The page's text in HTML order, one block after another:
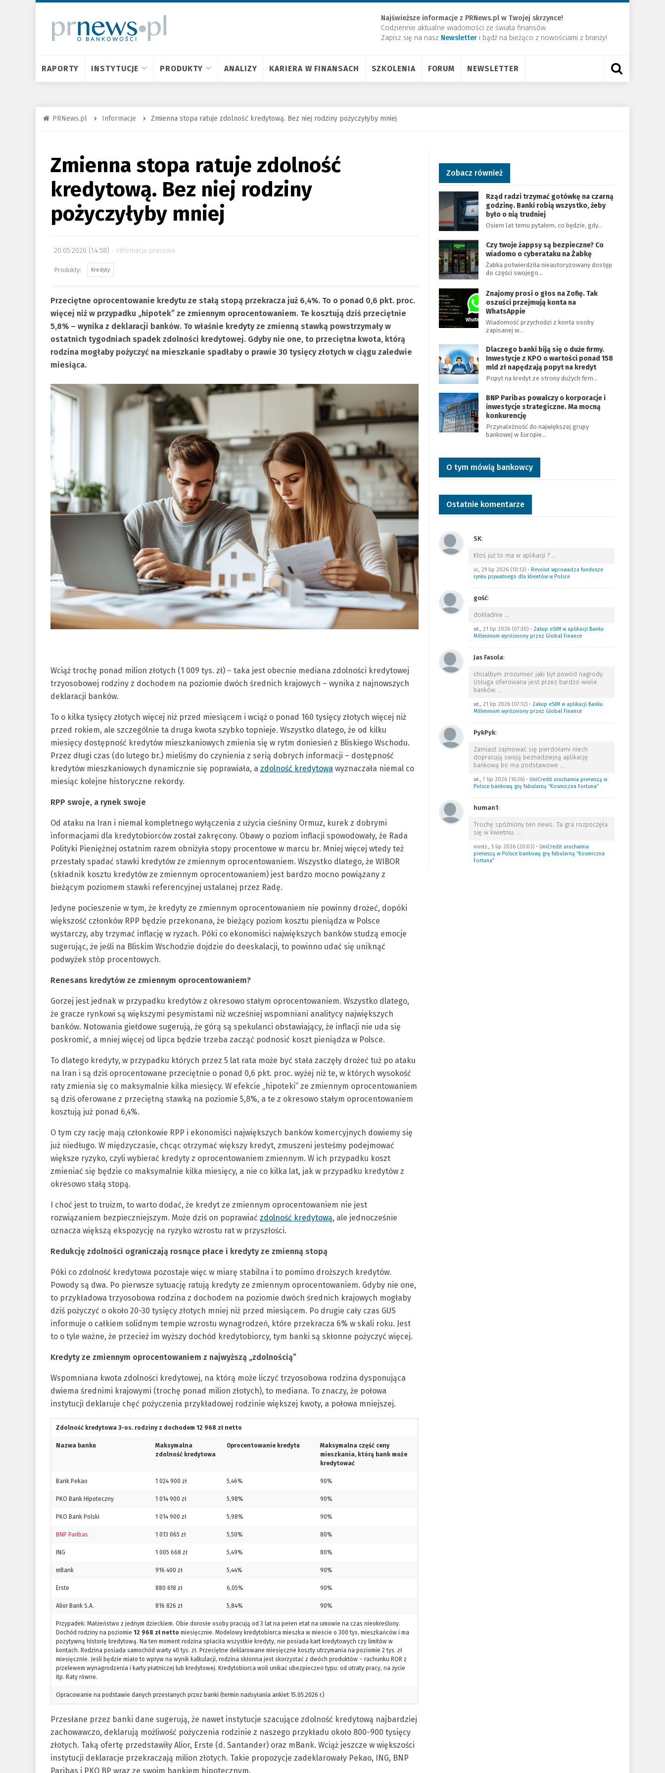
Najświeższe informacje z PRNews.pl w Twojej skrzynce!
Codziennie aktualne wiadomości ze świata finansów.
Zapisz się na nasz Newsletter ​i bądź na bieżąco z nowościami z branży!
RAPORTY INSTYTUCJE PRODUKTY ANALIZY KARIERA W FINANSACH SZKOLENIA FORUM NEWSLETTER
PRNews.pl Informacje Zmienna stopa ratuje zdolność kredytową. Bez niej rodziny pożyczyłyby mniej
Zmienna stopa ratuje zdolność
kredytową. Bez niej rodziny
pożyczyłyby mniej
20.05.2026 (14:58) informacja prasowa
Kredyty
Przeciętne oprocentowanie kredytu ze stałą stopą przekracza już 6,4%. To o ponad 0,6 pkt. proc.
więcej niż w przypadku „hipotek” ze zmiennym oprocentowaniem. Te kosztują dziś przeciętnie
5,8% – wynika z deklaracji banków. To właśnie kredyty ze zmienną stawką powstrzymały w
ostatnich tygodniach spadek zdolności kredytowej. Gdyby nie one, to przeciętna kwota, którą
rodzina mogłaby pożyczyć na mieszkanie spadłaby o prawie 30 tysięcy złotych w ciągu zaledwie
miesiąca.
Wciąż trochę ponad milion złotych (1 009 tys. zł) – taka jest obecnie mediana zdolności kredytowej
trzyosobowej rodziny z dochodem na poziomie dwóch średnich krajowych – wynika z najnowszych
deklaracji banków.
To o kilka tysięcy złotych więcej niż przed miesiącem i wciąż o ponad 160 tysięcy złotych więcej niż
przed rokiem, ale szczególnie ta druga kwota szybko topnieje. Wszystko dlatego, że od kilku
miesięcy dostępność kredytów mieszkaniowych zmienia się w rytm doniesień z Bliskiego Wschodu.
Przez długi czas (do lutego br.) mieliśmy do czynienia z serią dobrych informacji – dostępność
kredytów mieszkaniowych dynamicznie się poprawiała, a zdolność kredytowa wyznaczała niemal co
miesiąc kolejne historyczne rekordy.
RPP swoje, a rynek swoje
Od ataku na Iran i niemal kompletnego wyłączenia z użycia cieśniny Ormuz, kurek z dobrymi
informacjami dla kredytobiorców został zakręcony. Obawy o poziom inflacji spowodowały, że Rada
Polityki Pieniężnej ostatnim razem obniżyła stopy procentowe w marcu br. Mniej więcej wtedy też
przestały spadać stawki kredytów ze zmiennym oprocentowaniem. Wszystko dlatego, że WIBOR
(składnik kosztu kredytów ze zmiennym oprocentowaniem) jest bardzo mocno powiązany z
bieżącym poziomem stawki referencyjnej ustalanej przez Radę.
Jedyne pocieszenie w tym, że kredyty ze zmiennym oprocentowaniem nie powinny drożeć, dopóki
większość członków RPP będzie przekonana, że bieżący poziom kosztu pieniądza w Polsce
wystarczy, aby trzymać inflację w ryzach. Póki co ekonomiści największych banków studzą emocje
sugerując, że jeśli na Bliskim Wschodzie dojdzie do deeskalacji, to powinno udać się uniknąć
podwyżek stóp procentowych.
Renesans kredytów ze zmiennym oprocentowaniem?
Gorzej jest jednak w przypadku kredytów z okresowo stałym oprocentowaniem. Wszystko dlatego,
że gracze rynkowi są większymi pesymistami niż wcześniej wspomniani analitycy największych
banków. Notowania giełdowe sugerują, że górą są spekulanci obstawiający, że inflacji nie uda się
poskromić, a mniej więcej od lipca będzie trzeba zacząć podnosić koszt pieniądza w Polsce.
To dlatego kredyty, w przypadku których przez 5 lat rata może być stała zaczęły drożeć tuż po ataku
na Iran i są dziś oprocentowane przeciętnie o ponad 0,6 pkt. proc. wyżej niż te, w których wysokość
raty zmienia się co maksymalnie kilka miesięcy. W efekcie „hipoteki” ze zmiennym oprocentowaniem
są dziś oferowane z przeciętną stawką na poziomie 5,8%, a te z okresowo stałym oprocentowaniem
kosztują już ponad 6,4%.
O tym czy rację mają członkowie RPP i ekonomiści największych banków komercyjnych dowiemy się
już niedługo. W międzyczasie, chcąc otrzymać większy kredyt, zmuszeni jesteśmy podejmować
większe ryzyko, czyli wybierać kredyty z oprocentowaniem zmiennym. W ich przypadku koszt
zmieniać się będzie co maksymalnie kilka miesięcy, a nie co kilka lat, jak w przypadku kredytów z
okresowo stałą stopą.
I choć jest to truizm, to warto dodać, że kredyt ze zmiennym oprocentowaniem nie jest
rozwiązaniem bezpieczniejszym. Może dziś on poprawiać zdolność kredytową, ale jednocześnie
oznacza większą ekspozycję na ryzyko wzrostu rat w przyszłości.
Redukcję zdolności ograniczają rosnące płace i kredyty ze zmienną stopą
Póki co zdolność kredytowa pozostaje więc w miarę stabilna i to pomimo droższych kredytów.
Powody są dwa. Po pierwsze sytuację ratują kredyty ze zmiennym oprocentowaniem. Gdyby nie one,
to przykładowa trzyosobowa rodzina z dochodem na poziomie dwóch średnich krajowych mogłaby
dziś pożyczyć o około 20-30 tysięcy złotych mniej niż przed miesiącem. Po drugie cały czas GUS
informuje o całkiem solidnym tempie wzrostu wynagrodzeń, które przekracza 6% w skali roku. Jest
to o tyle ważne, że przecież im wyższy dochód kredytobiorcy, tym banki są skłonne pożyczyć więcej.
Kredyty ze zmiennym oprocentowaniem z najwyższą „zdolnością”
Wspomniana kwota zdolności kredytowej, na którą może liczyć trzyosobowa rodzina dysponująca
dwiema średnimi krajowymi (trochę ponad milion złotych), to mediana. To znaczy, że połowa
instytucji deklaruje chęć pożyczenia przykładowej rodzinie większej kwoty, a połowa mniejszej.
Zdolność kredytowa 3-os. rodziny z dochodem 12 968 zł netto
Nazwa banku
Maksymalna
zdolność kredytowa
Oprocentowanie kredytu
Maksymalna część ceny
mieszkania, którą bank może
kredytować
Bank Pekao 1 024 900 zł 5,46% 90%
PKO Bank Hipoteczny 1 014 900 zł 5,98% 90%
PKO Bank Polski 1 014 900 zł 5,98% 90%
BNP Paribas 1 013 065 zł 5,50% 80%
ING 1 005 668 zł 5,49% 80%
mBank 916 400 zł 5,44% 90%
Erste 880 618 zł 6,05% 90%
Alior Bank S.A. 816 826 zł 5,84% 90%
Przypadek: Małżeństwo z jednym dzieckiem. Obie dorosłe osoby pracują od 3 lat na pełen etat na umowie na czas nieokreślony.
Dochód rodziny na poziomie 12 968 zł netto miesięcznie. Modelowy kredytobiorca mieszka w mieście o 300 tys. mieszkańców i ma
pozytywną historię kredytową. Na ten moment rodzina spłaciła wszystkie kredyty, nie posiada kart kredytowych czy limitów w
kontach. Rodzina posiada samochód warty 40 tys. zł. Przeciętne deklarowane miesięczne koszty utrzymania na poziomie 2 tys. zł
miesięcznie. Jeśli będzie miało to wpływ na wynik kalkulacji, rodzina skłonna jest skorzystać z dwóch produktów – rachunku ROR z
przelewem wynagrodzenia i karty płatniczej lub kredytowej. Kredytobiorca woli unikać ubezpieczeń typu: od utraty pracy, na życie
itp. Raty równe.
Opracowanie na podstawie danych przesłanych przez banki (termin nadsyłania ankiet 15.05.2026 r.)
Przesłane przez banki dane sugerują, że nawet instytucje szacujące zdolność kredytową najbardziej
zachowawczo, deklarują możliwość pożyczenia rodzinie z naszego przykładu około 800-900 tysięcy
złotych. Taką ofertę przedstawiły Alior, Erste (d. Santander) oraz mBank. Wciąż jeszcze w większości
instytucji deklaracje przekraczają milion złotych. Takie propozycje zadeklarowały Pekao, ING, BNP
Paribas i PKO BP wraz ze swoim bankiem hipotecznym.
Zobacz również
Rząd radzi trzymać gotówkę na czarną
godzinę. Banki robią wszystko, żeby
było o nią trudniej
Osiem lat temu pytałem, co będzie, gdy…
Czy twoje żappsy są bezpieczne? Co
wiadomo o cyberataku na Żabkę
Żabka potwierdziła nieautoryzowany dostęp
do części swojego…
Znajomy prosi o głos na Zofię. Tak
oszuści przejmują konta na
WhatsAppie
Wiadomość przychodzi z konta osoby
zapisanej w…
Dlaczego banki biją się o duże firmy.
Inwestycje z KPO o wartości ponad 158
mld zł napędzają popyt na kredyt
Popyt na kredyt ze strony dużych firm…
BNP Paribas powalczy o korporacje i
inwestycje strategiczne. Ma mocną
konkurencję
Przynależność do największej grupy
bankowej w Europie…
O tym mówią bankowcy
Ostatnie komentarze
SK:
Ktoś już to ma w aplikacji ? …
śr., 29 lip 2026 (10:13)• Revolut wprowadza fundusze
rynku prywatnego dla klientów w Polsce
gość:
dokładnie …
wt., 21 lip 2026 (07:30)• Zakup eSIM w aplikacji Banku
Millennium wyróżniony przez Global Finance
Jas Fasola:
chciałbym zrozumieć jaki był powód nagrody.
Usługa oferowana jest przez bardzo wiele
banków. …
wt., 21 lip 2026 (07:12)• Zakup eSIM w aplikacji Banku
Millennium wyróżniony przez Global Finance
PykPyk:
Zamiast zajmować się pierdołami niech
dopracują swoją beznadziejną aplikację
bankową bo ma podstawowe …
wt., 7 lip 2026 (16:36)• UniCredit uruchamia pierwszą w
Polsce bankową grę fabularną “Kosmiczna Fortuna”
human1:
Trochę spóźniony ten news. Ta gra rozpoczęła
się w kwietniu. …
niedz., 5 lip 2026 (20:03)• UniCredit uruchamia
pierwszą w Polsce bankową grę fabularną “Kosmiczna
Fortuna”